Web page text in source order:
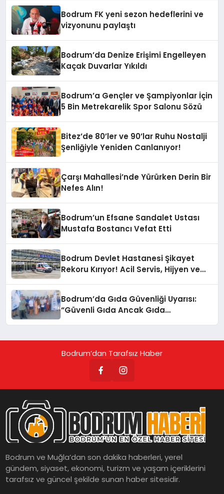
Bodrum FK yeni sezon hedeflerini ve
vizyonunu paylaştı
Bodrum’da Denize Erişimi Engelleyen
Kaçak Duvarlar Yıkıldı
Bodrum’a Gençler ve Şampiyonlar İçin
5 Bin Metrekarelik Spor Salonu Sözü
Bitez’de 80’ler ve 90’lar Ruhu Nostalji
Şenliğiyle Yeniden Canlanıyor!
Çarşı Mahallesi’nde Yürürken Derin Bir
Nefes Alın!
Bodrum’un Efsane Sandalet Ustası
Mustafa Bostancı Vefat Etti
Bodrum Devlet Hastanesi Şikayet
Rekoru Kırıyor! Acil Servis, Hijyen ve
Bodrum’da Gıda Güvenliği Uyarısı:
“Güvenli Gıda Ancak Gıda
Bodrum’dan Tarafsız Haber
Bodrum ve Muğla’dan son dakika haberleri, yerel
gündem, siyaset, ekonomi, turizm ve yaşam içeriklerini
tarafsız ve güncel şekilde sunan haber sitesidir.